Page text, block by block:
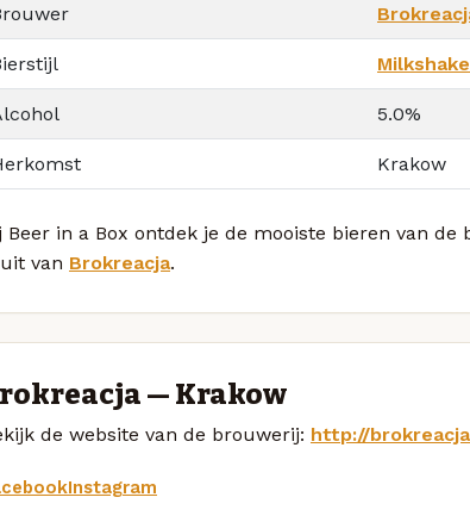
5.0%
Krakow
Beer in a Box ontdek je de mooiste bieren van de
van Brokreacja.
— Krakow
de website van de brouwerij: http://
Instagram